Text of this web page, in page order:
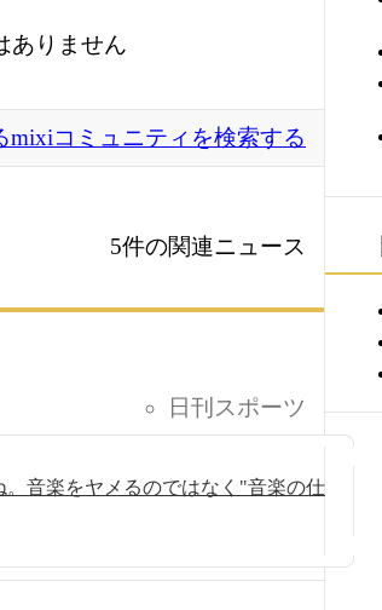
ありません
mixiコミュニティを検索する
5件の関連ニュース
日刊スポーツ
音楽をヤメるのではなく"音楽の仕